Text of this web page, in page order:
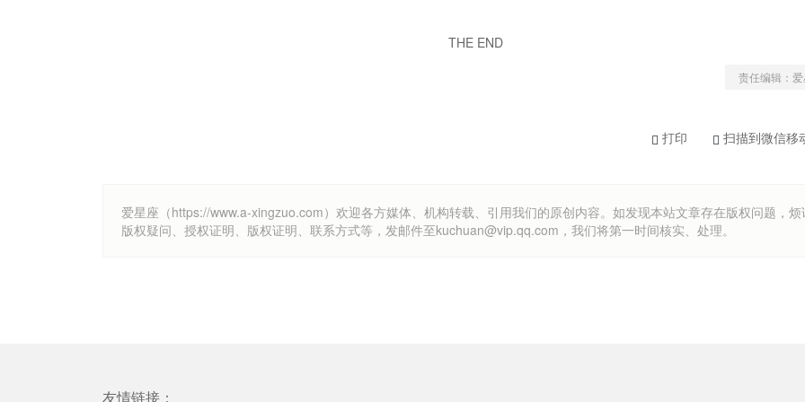
THE END
责任编辑：
打印 扫描到微信移
爱星座（https://www.a-xingzuo.com）欢迎各方媒体、机构转载、引用我们的原创内容。如发现本站文章存在版权问题，烦
版权疑问、授权证明、版权证明、联系方式等，发邮件至kuchuan@vip.qq.com，我们将第一时间核实、处理。
友情链接：